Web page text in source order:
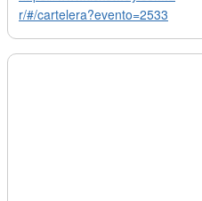
r/#/cartelera?evento=2533